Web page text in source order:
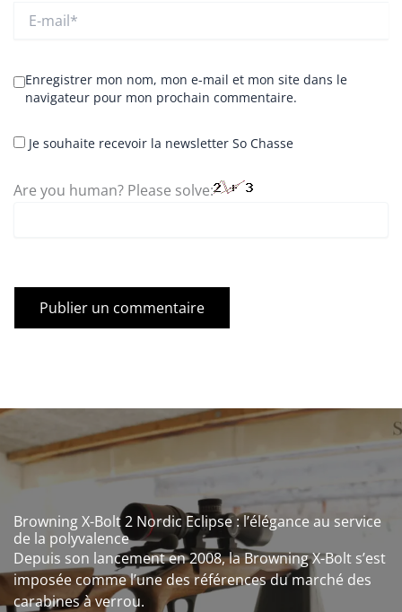
mail*
Enregistrer mon nom, mon e-mail et mon site dans le
navigateur pour mon prochain commentaire.
Je souhaite recevoir la newsletter So Chasse
Are you human? Please solve:
Browning X-Bolt 2 Nordic Eclipse : l’élégance au service
de la polyvalence
Depuis son lancement en 2008, la Browning X-Bolt s’est
imposée comme l’une des références du marché des
carabines à verrou.